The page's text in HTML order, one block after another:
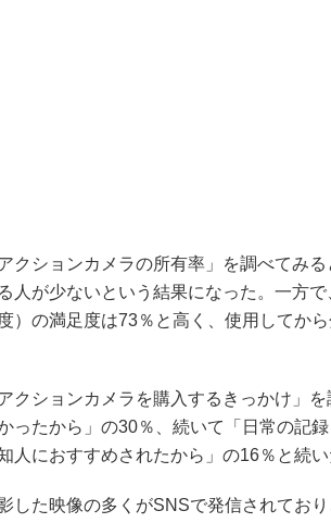
クションカメラの所有率」を調べてみ
人が少ないという結果になった。一方
）の満足度は73％と高く、使用してか
クションカメラを購入するきっかけ」
ったから」の30％、続いて「日常の記
人におすすめされたから」の16％と続い
した映像の多くがSNSで発信されてお